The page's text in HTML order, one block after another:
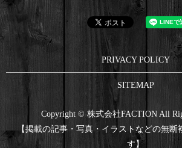
PRIVACY POLICY
SITEMAP
Copyright © 株式会社FACTION All
【掲載の記事・写真・イラストなどの無断
す】